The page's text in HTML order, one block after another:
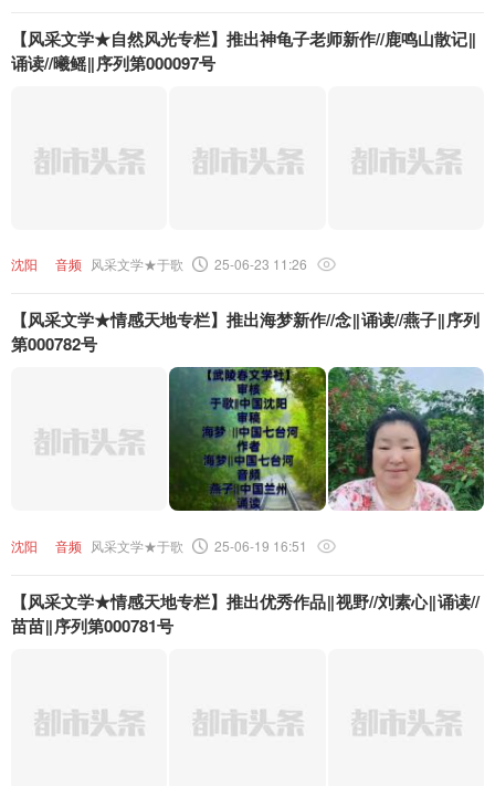
【风采文学★自然风光专栏】推出神龟子老师新作//鹿鸣山散记‖
诵读//曦鳐‖序列第000097号
沈阳 音频 风采文学★于歌 25-06-23 11:26
【风采文学★情感天地专栏】推出海梦新作//念‖诵读//燕子‖序列
第000782号
沈阳 音频 风采文学★于歌 25-06-19 16:51
【风采文学★情感天地专栏】推出优秀作品‖视野//刘素心‖诵读//
苗苗‖序列第000781号